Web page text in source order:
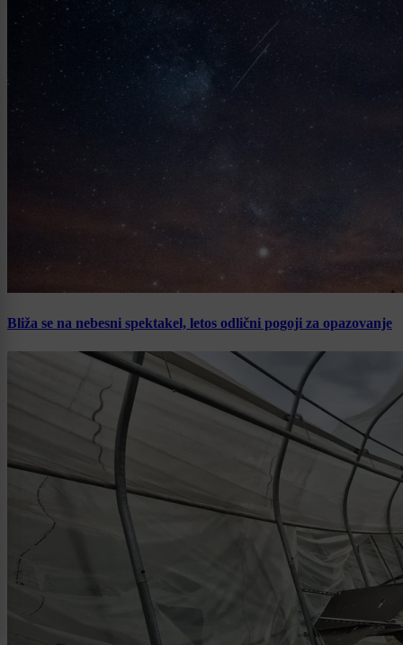
Bliža se na nebesni spektakel, letos odlični pogoji za opazovanje